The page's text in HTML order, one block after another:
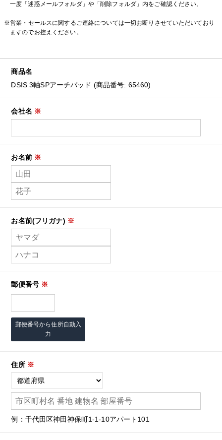
一度「迷惑メールフォルダ」や「削除フォルダ」内をご確認ください。
※営業・セールスに関するご連絡については一切お断りさせていただいており
ますのでお控えください。
商品名
DSIS 3軸SPアーチパッド (商品番号: 65460)
会社名 ※
お名前 ※
お名前(フリガナ) ※
郵便番号 ※
郵便番号から住所自動入
力
住所 ※
例：千代田区神田神保町1-1-10アパート101